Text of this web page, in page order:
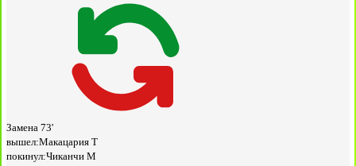
Замена 73'
вышел:Макацария Т
покинул:Чиканчи М